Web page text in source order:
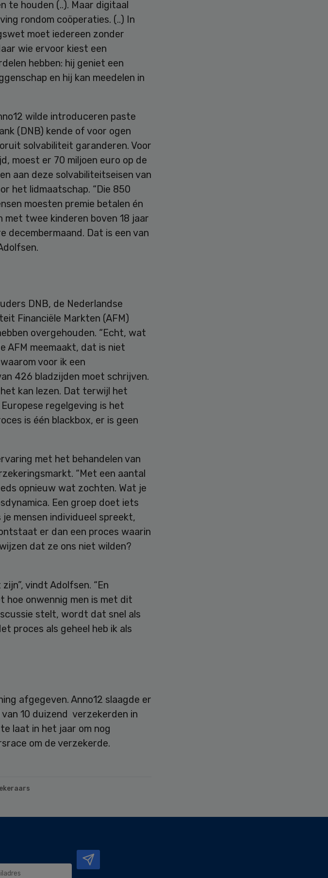
te houden (..). Maar digitaal
rondom coöperaties. (..) In
moet iedereen zonder
wie ervoor kiest een
hebben: hij geniet een
en hij kan meedelen in
wilde introduceren paste
(DNB) kende of voor ogen
solvabiliteit garanderen. Voor
moest er 70 miljoen euro op de
aan deze solvabiliteitseisen van
het lidmaatschap. “Die 850
moesten premie betalen én
met twee kinderen boven 18 jaar
decembermaand. Dat is een van
DNB, de Nederlandse
Financiële Markten (AFM)
overgehouden. “Echt, wat
AFM meemaakt, dat is niet
voor ik een
426 bladzijden moet schrijven.
kan lezen. Dat terwijl het
regelgeving is het
is één blackbox, er is geen
met het behandelen van
“Met een aantal
opnieuw wat zochten. Wat je
Een groep doet iets
mensen individueel spreekt,
er dan een proces waarin
dat ze ons niet wilden?
vindt Adolfsen. “En
hoe onwennig men is met dit
stelt, wordt dat snel als
proces als geheel heb ik als
afgegeven. Anno12 slaagde er
10 duizend verzekerden in
laat in het jaar om nog
om de verzekerde.